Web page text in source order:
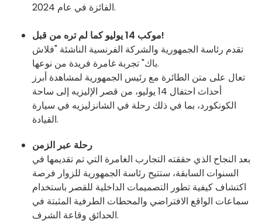
الفائزة في عام 2024.
موكب 14 يوليو كما لم تره من قبل!
تقدم رئاسة الجمهورية والشركة الفرنسية الناشئة "فلاش
باك" تجربة غامرة فريدة من نوعها.
تعال على متن الطائرة مع رئيس الجمهورية لمشاهدة أبرز
أحداث احتفال 14 يوليو، من قصر الإليزيه إلى ساحة
الكونكورد، بما في ذلك رحلة في الشانزليزيه في سيارة
القيادة.
رحلة عبر الزمن
بعد النجاح الذي حققته التجارب الغامرة التي تم تقديمها في
السنوات السابقة، ستتيح رئاسة الجمهورية للزوار فرصة
اكتشاف كيفية تطور التصميمات الداخلية للقصر باستخدام
سماعات الواقع الافتراضي والمحطات الطرفية المثبتة في
الحدائق وقاعة الشرف.